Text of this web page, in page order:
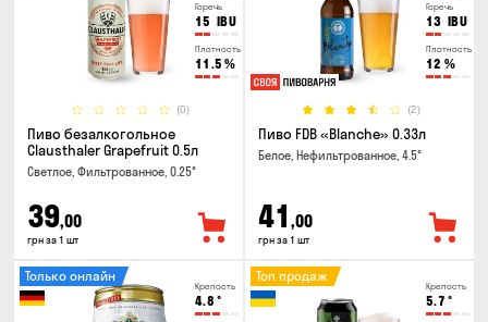
Горечь
15 IBU
Плотность
11.5 %
(0)
Пиво безалкогольное
Clausthaler Grapefruit 0.5л
Светлое, Фильтрованное, 0.25°
39,00
грн за 1 шт
Горечь
13 IBU
Плотность
12 %
(2)
Пиво FDB «Blanche» 0.33л
Белое, Нефильтрованное, 4.5°
41 ,00
грн за 1 шт
Крепость
4.8 °
Только онлайн
Крепость
5.7 °
Топ продаж